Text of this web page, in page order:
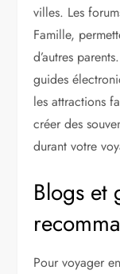
villes. Les
Famille,
d’autres
guides
les attractions
créer des
durant votre
Blogs et
Pour voyager